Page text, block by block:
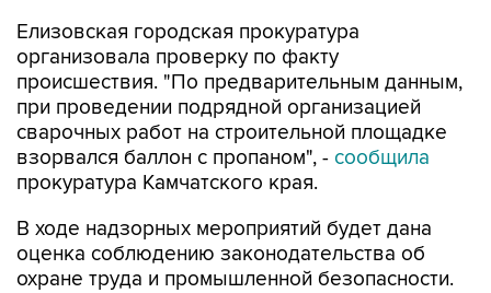
Елизовская городская прокуратура
организовала проверку по факту
происшествия. "По предварительным данным,
при проведении подрядной организацией
сварочных работ на строительной площадке
взорвался баллон с пропаном", - сообщила
прокуратура Камчатского края.
В ходе надзорных мероприятий будет дана
оценка соблюдению законодательства об
охране труда и промышленной безопасности.